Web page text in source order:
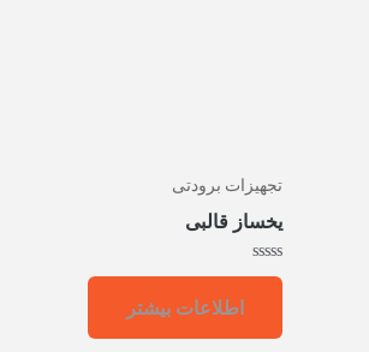
تجهیزات برودتی
یخساز قالبی
امتیاز
اطلاعات بیشتر